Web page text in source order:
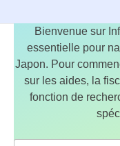
Bienvenue sur
essentielle pour
Japon. Pour
sur les aides, la
fonction de